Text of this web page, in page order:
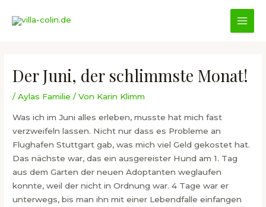
Inhalt
Der Juni, der schlimmste Monat!
/Aylas Familie / Von Karin Klimm
Was ich im Juni alles erleben, musste hat mich fast
verzweifeln lassen. Nicht nur dass es Probleme an
Flughafen Stuttgart gab, was mich viel Geld gekostet hat.
Das nächste war, das ein ausgereister Hund am 1. Tag
aus dem Garten der neuen Adoptanten weglaufen
konnte, weil der nicht in Ordnung war. 4 Tage war er
unterwegs, bis man ihn mit einer Lebendfalle einfangen